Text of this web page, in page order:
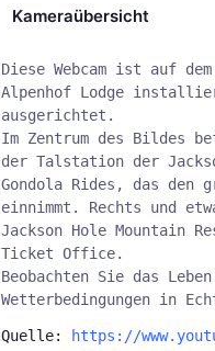
Kameraübersicht
Diese Webcam ist auf
Alpenhof Lodge
ausgerichtet.
Im Zentrum des Bildes
der Talstation der
Gondola Rides, das den
einnimmt. Rechts und
Jackson Hole Mountain
Ticket Office.
Beobachten Sie das
Wetterbedingungen in
Quelle: https://